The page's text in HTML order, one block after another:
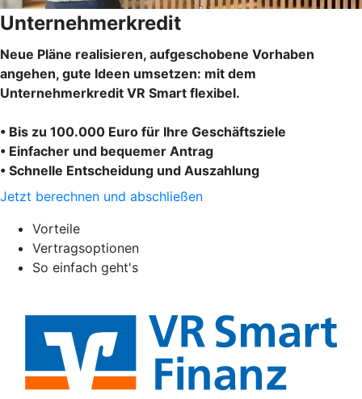
Unternehmerkredit
Neue Pläne realisieren, aufgeschobene Vorhaben
angehen, gute Ideen umsetzen: mit dem
Unternehmerkredit VR Smart flexibel.
• Bis zu 100.000 Euro für Ihre Geschäftsziele
• Einfacher und bequemer Antrag
• Schnelle Entscheidung und Auszahlung
Jetzt berechnen und abschließen
Vorteile
Vertragsoptionen
So einfach geht's